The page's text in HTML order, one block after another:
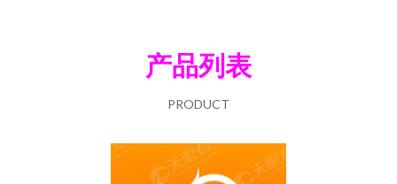
产品列表
PRODUCT